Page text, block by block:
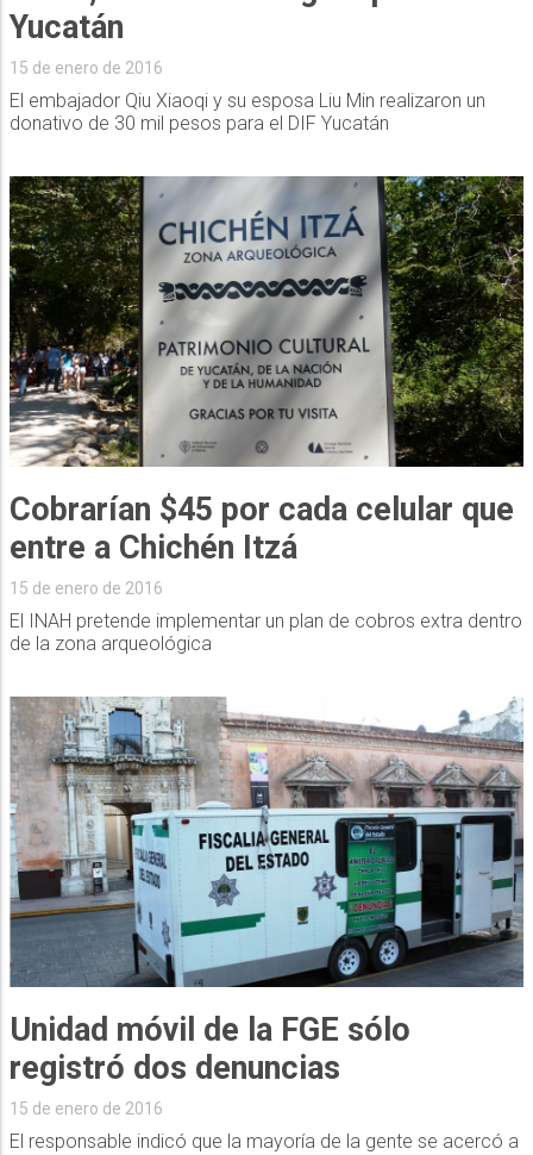
Yucatán
15 de enero de 2016
El embajador Qiu Xiaoqi y su esposa Liu Min realizaron un
donativo de 30 mil pesos para el DIF Yucatán
Cobrarían $45 por cada celular que
entre a Chichén Itzá
15 de enero de 2016
El INAH pretende implementar un plan de cobros extra dentro
de la zona arqueológica
Unidad móvil de la FGE sólo
registró dos denuncias
15 de enero de 2016
El responsable indicó que la mayoría de la gente se acercó a